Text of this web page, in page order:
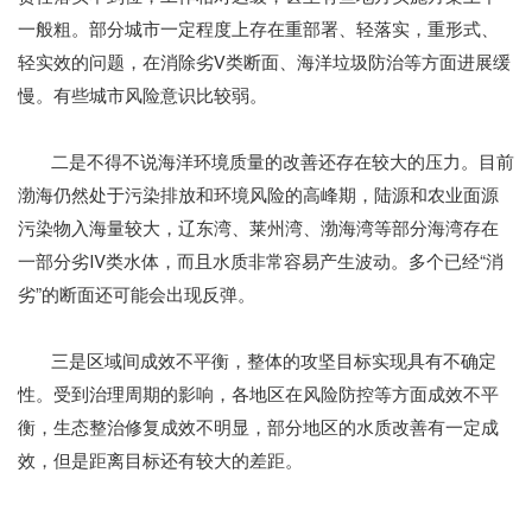
一般粗。部分城市一定程度上存在重部署、轻落实，重形式、
轻实效的问题，在消除劣Ⅴ类断面、海洋垃圾防治等方面进展缓
慢。有些城市风险意识比较弱。
二是不得不说海洋环境质量的改善还存在较大的压力。目前
渤海仍然处于污染排放和环境风险的高峰期，陆源和农业面源
污染物入海量较大，辽东湾、莱州湾、渤海湾等部分海湾存在
一部分劣Ⅳ类水体，而且水质非常容易产生波动。多个已经“消
劣”的断面还可能会出现反弹。
三是区域间成效不平衡，整体的攻坚目标实现具有不确定
性。受到治理周期的影响，各地区在风险防控等方面成效不平
衡，生态整治修复成效不明显，部分地区的水质改善有一定成
效，但是距离目标还有较大的差距。